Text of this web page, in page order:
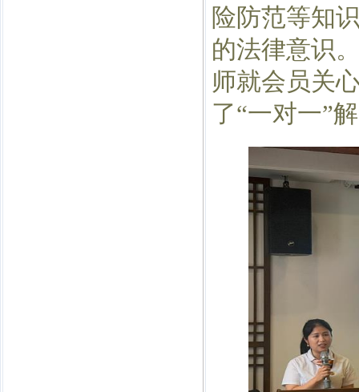
险防范等知
的法律意识
师就会员关
了“一对一”